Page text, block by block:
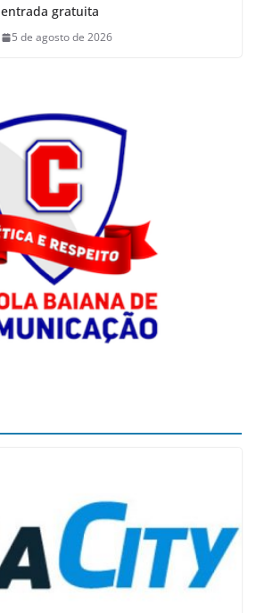
entrada gratuita
5 de agosto de 2026